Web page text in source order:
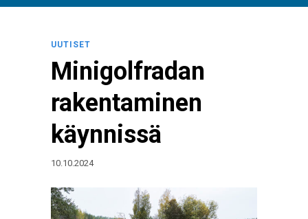
UUTISET
Minigolfradan
rakentaminen
käynnissä
10.10.2024